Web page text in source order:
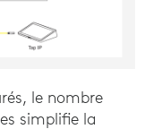
le nombre
simplifie la